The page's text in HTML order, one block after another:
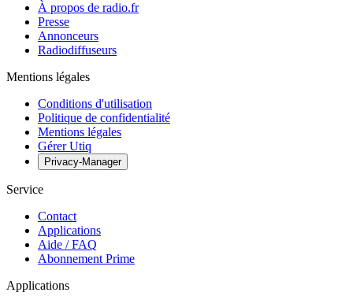
À propos de radio.fr
Presse
Annonceurs
Radiodiffuseurs
Mentions légales
Conditions d'utilisation
Politique de confidentialité
Mentions légales
Gérer Utiq
Privacy-Manager
Service
Contact
Applications
Aide / FAQ
Abonnement Prime
Applications